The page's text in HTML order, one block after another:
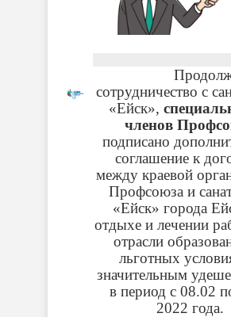
сотрудничество с
«Ейск»,
членов
подписано
соглашение к
между краевой
Профсоюза и
«Ейск» города
отдыхе и лечении
отрасли
льготных
значительным
в период с 08.02
2022 года.